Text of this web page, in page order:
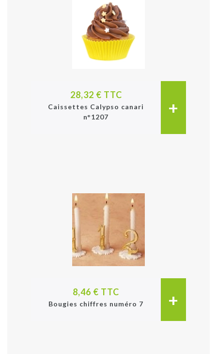
28,32 € TTC
Caissettes Calypso canari
n°1207
+
8,46 € TTC
Bougies chiffres numéro 7 +